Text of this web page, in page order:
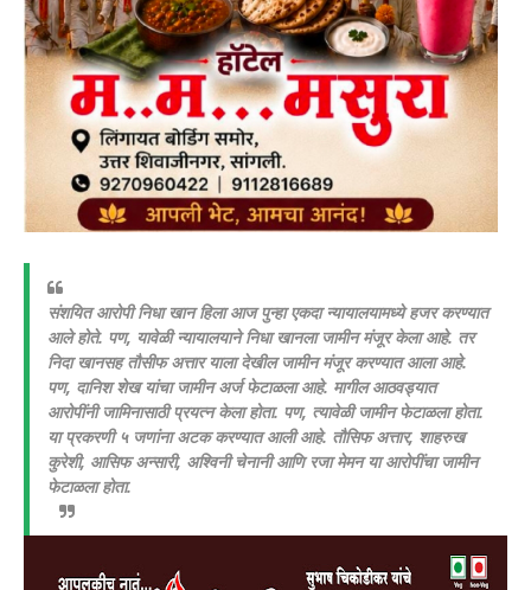
संशयित आरोपी निधा खान हिला आज पुन्हा एकदा न्यायालयामध्ये हजर करण्यात
आले होते. पण, यावेळी न्यायालयाने निधा खानला जामीन मंजूर केला आहे. तर
निदा खानसह तौसीफ अत्तार याला देखील जामीन मंजूर करण्यात आला आहे.
पण, दानिश शेख यांचा जामीन अर्ज फेटाळला आहे. मागील आठवड्यात
आरोपींनी जामिनासाठी प्रयत्न केला होता. पण, त्यावेळी जामीन फेटाळला होता.
या प्रकरणी ५ जणांना अटक करण्यात आली आहे. तौसिफ अत्तार, शाहरुख
कुरेशी, आसिफ अन्सारी, अश्विनी चेनानी आणि रजा मेमन या आरोपींचा जामीन
फेटाळला होता.